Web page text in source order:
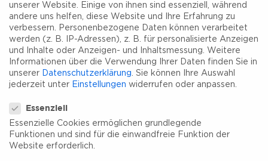
unserer Website. Einige von ihnen sind essenziell, während
andere uns helfen, diese Website und Ihre Erfahrung zu
verbessern.
Personenbezogene Daten können verarbeitet
werden (z. B. IP-Adressen), z. B. für personalisierte Anzeigen
und Inhalte oder Anzeigen- und Inhaltsmessung.
Weitere
Informationen über die Verwendung Ihrer Daten finden Sie in
unserer
Datenschutzerklärung Sie können Ihre Auswahl
jederzeit unter Einstellungen widerrufen oder anpassen.
Essenziell
Essenzielle Cookies ermöglichen grundlegende
Funktionen und sind für die einwandfreie Funktion der
Website erforderlich.